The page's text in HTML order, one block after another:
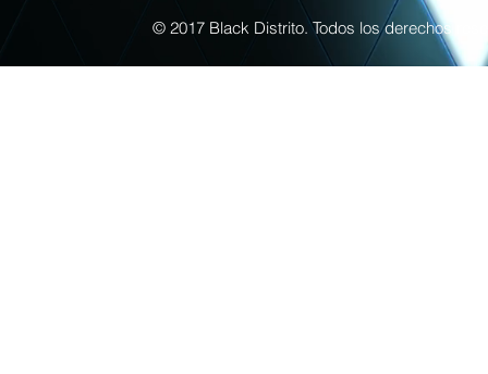
© 2017 Black Distrito. Todos los derechos